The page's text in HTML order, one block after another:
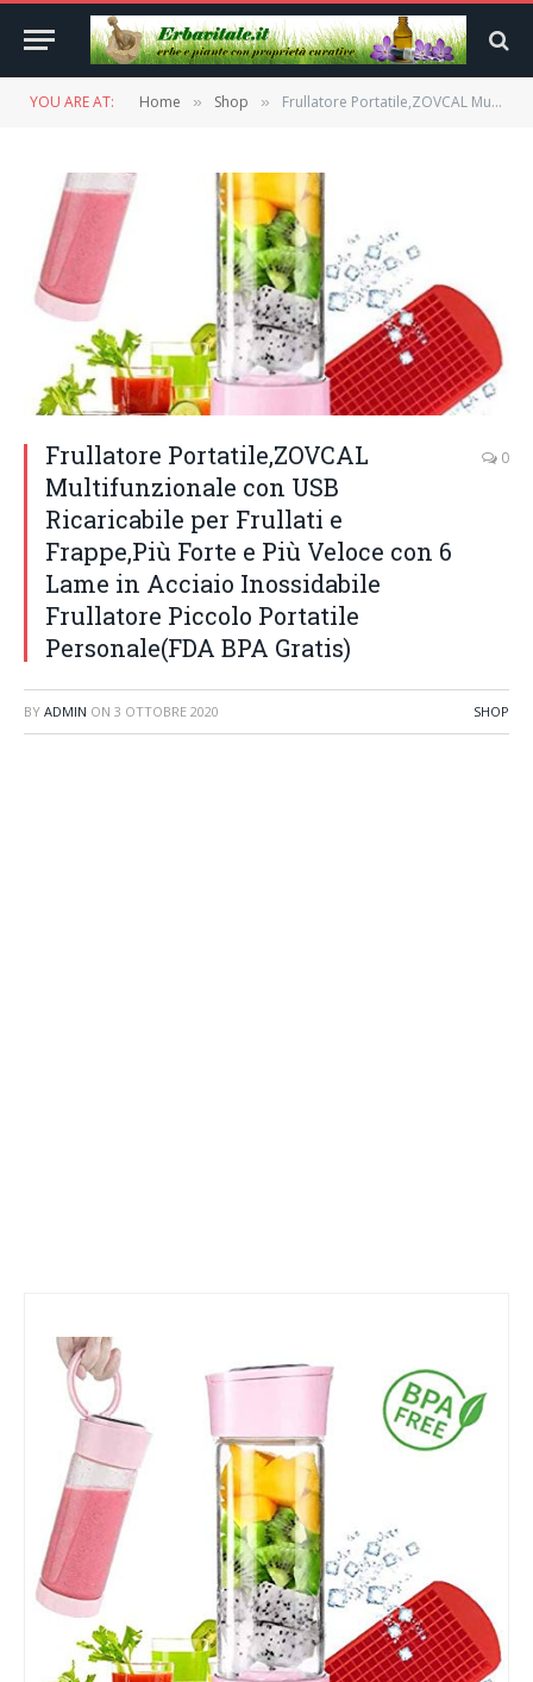
YOU ARE AT: Home » Shop » Frullatore Portatile,ZOVCAL Multifunzionale con USB Ricaricabile per Frullati e Frappe,Più Forte e Più Veloce con 6 Lame in Acciaio Inossidabile Frullatore Piccolo Portatile Personale(FDA BPA Gratis)
Frullatore Portatile,ZOVCAL
Multifunzionale con USB
Ricaricabile per Frullati e
Frappe,Più Forte e Più Veloce con 6
Lame in Acciaio Inossidabile
Frullatore Piccolo Portatile
Personale(FDA BPA Gratis)
0
BY ADMIN ON 3 OTTOBRE 2020 SHOP